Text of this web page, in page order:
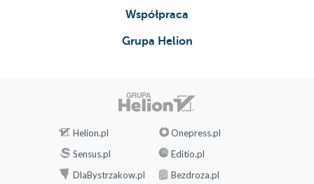
Współpraca
Grupa Helion
Helion.pl
Onepress.pl
Sensus.pl
Editio.pl
DlaBystrzakow.pl
Bezdroza.pl